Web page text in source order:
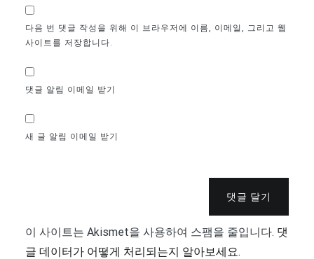
다음 번 댓글 작성을 위해 이 브라우저에 이름, 이메일, 그리고 웹
사이트를 저장합니다.
댓글 알림 이메일 받기
새 글 알림 이메일 받기
댓글 달기
이 사이트는 Akismet을 사용하여 스팸을 줄입니다. 댓
글 데이터가 어떻게 처리되는지 알아보세요.